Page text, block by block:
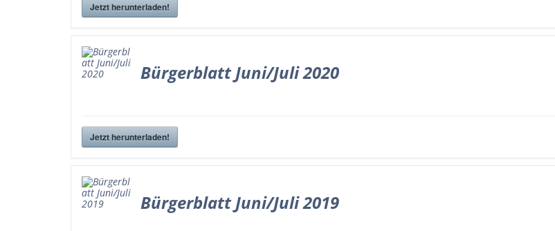
Jetzt herunterladen!
Bürgerblatt Juni/Juli 2020
Jetzt herunterladen!
Bürgerblatt Juni/Juli 2019